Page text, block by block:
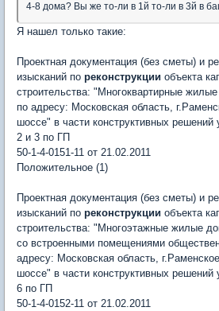
4-8 дома? Вы же то-ли в 1й то-ли в 3й в
Я нашел только такие:
Проектная документация (без сметы) и
изысканий по реконструкции объекта
строительства: "Многоквартирные
по адресу: Московская область,
шоссе" в части конструктивных решений
2 и 3 по ГП
50-1-4-0151-11 от 21.02.2011
Положительное (1)
Проектная документация (без сметы) и
изысканий по реконструкции объекта
строительства: "Многоэтажные жилые
со встроенными помещениями
адресу: Московская область,
шоссе" в части конструктивных решений
6 по ГП
50-1-4-0152-11 от 21.02.2011